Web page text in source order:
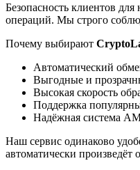
Безопасность клиентов
операций. Мы строго
Почему выбирают
Автоматический
Выгодные и
Высокая скорость
Поддержка
Надёжная система
Наш сервис одинаково
автоматически